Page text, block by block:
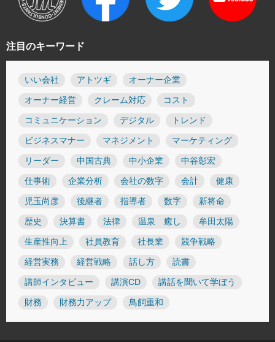
注目のキーワード
いい会社 アトツギ オーナー企業
オーナー経営 クレーム対応 コスト
コミュニケーション デジタル トレンド
ビジネスマナー マネジメント マーケティング
リーダー 中国古典 中小企業 中谷彰宏
仕事術 企業分析 会社の数字 会計 健康
児玉尚彦 後継者 指導者 数字 新将命
歴史 決算書 法律 温泉 癒し 牟田太陽
生産性向上 社員教育 社長業 競争戦略
経営実務 経営戦略 話し方 読書
講師インタビュー 講演CD 講話を聞いて学ぼう
財務 財務力アップ 鳥飼重和